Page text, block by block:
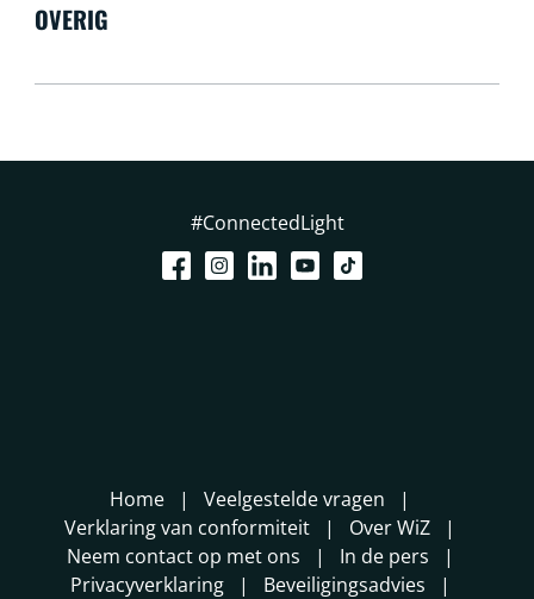
OVERIG
#ConnectedLight
Home
Veelgestelde vragen
Verklaring van conformiteit
Over WiZ
Neem contact op met ons
In de pers
Privacyverklaring
Beveiligingsadvies